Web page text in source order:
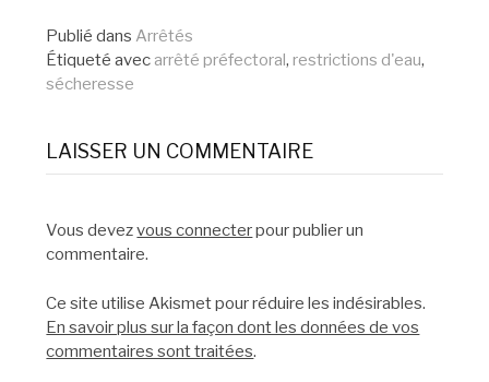
suite
Publié dans Arrêtés
Étiqueté avec arrêté préfectoral,restrictions d'eau,
sécheresse
LAISSER UN COMMENTAIRE
Vous devezvous connecterpour publier un
commentaire.
Ce site utilise Akismet pour réduire les indésirables.
En savoir plus sur la façon dont les données de vos
commentaires sont traitées.